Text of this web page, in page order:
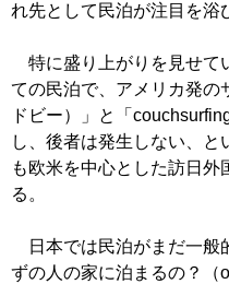
れ先として民泊が注目を浴
特に盛り上がりを見せて
ての民泊で、アメリカ発の
ドビー）」と「
し、後者は発生しない、と
も欧米を中心とした訪日
る。
日本では民泊がまだ一般
ずの人の家に泊まるの？（